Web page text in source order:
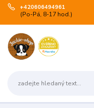
+420606494961
(Po-Pá, 8-17 hod.)